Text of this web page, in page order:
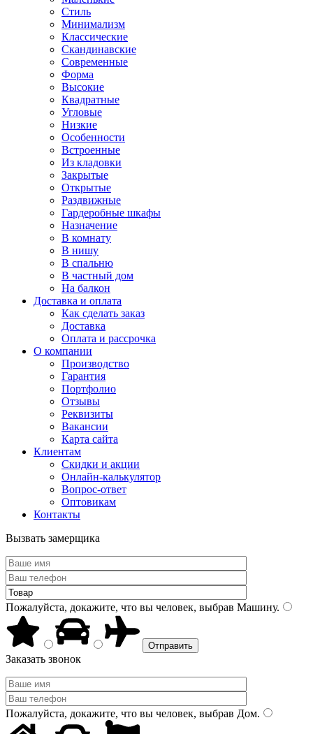
Стиль
Минимализм
Классические
Скандинавские
Современные
Форма
Высокие
Квадратные
Угловые
Низкие
Особенности
Встроенные
Из кладовки
Закрытые
Открытые
Раздвижные
Гардеробные шкафы
Назначение
В комнату
В нишу
В спальню
В частный дом
На балкон
Доставка и оплата
Как сделать заказ
Доставка
Оплата и рассрочка
О компании
Производство
Гарантия
Портфолио
Отзывы
Реквизиты
Вакансии
Карта сайта
Клиентам
Скидки и акции
Онлайн-калькулятор
Вопрос-ответ
Оптовикам
Контакты
Вызвать замерщика
Пожалуйста, докажите, что вы человек, выбрав Машину.
Заказать звонок
Пожалуйста, докажите, что вы человек, выбрав Дом.